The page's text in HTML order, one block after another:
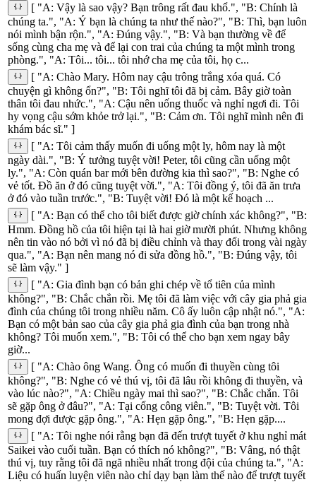
[ "A: Vậy là sao vậy? Bạn trông rất đau khổ.", "B: Chính là
chúng ta.", "A: Ý bạn là chúng ta như thế nào?", "B: Thì, bạn luôn
nói mình bận rộn.", "A: Đúng vậy.", "B: Và bạn thường về để
sống cùng cha mẹ và để lại con trai của chúng ta một mình trong
phòng.", "A: Tôi... tôi... tôi nhớ cha mẹ của tôi, họ c...
[ "A: Chào Mary. Hôm nay cậu trông trắng xóa quá. Có
chuyện gì không ổn?", "B: Tôi nghĩ tôi đã bị cảm. Bây giờ toàn
thân tôi đau nhức.", "A: Cậu nên uống thuốc và nghỉ ngơi đi. Tôi
hy vọng cậu sớm khỏe trở lại.", "B: Cảm ơn. Tôi nghĩ mình nên đi
khám bác sĩ." ]
[ "A: Tôi cảm thấy muốn đi uống một ly, hôm nay là một
ngày dài.", "B: Ý tưởng tuyệt vời! Peter, tôi cũng cần uống một
ly.", "A: Còn quán bar mới bên đường kia thì sao?", "B: Nghe có
vẻ tốt. Đồ ăn ở đó cũng tuyệt vời.", "A: Tôi đồng ý, tôi đã ăn trưa
ở đó vào tuần trước.", "B: Tuyệt vời! Đó là một kế hoạch ...
[ "A: Bạn có thể cho tôi biết được giờ chính xác không?", "B:
Hmm. Đồng hồ của tôi hiện tại là hai giờ mười phút. Nhưng không
nên tin vào nó bởi vì nó đã bị điều chỉnh và thay đổi trong vài ngày
qua.", "A: Bạn nên mang nó đi sửa đồng hồ.", "B: Đúng vậy, tôi
sẽ làm vậy." ]
[ "A: Gia đình bạn có bản ghi chép về tổ tiên của mình
không?", "B: Chắc chắn rồi. Mẹ tôi đã làm việc với cây gia phả gia
đình của chúng tôi trong nhiều năm. Cô ấy luôn cập nhật nó.", "A:
Bạn có một bản sao của cây gia phả gia đình của bạn trong nhà
không? Tôi muốn xem.", "B: Tôi có thể cho bạn xem ngay bây
giờ...
[ "A: Chào ông Wang. Ông có muốn đi thuyền cùng tôi
không?", "B: Nghe có vẻ thú vị, tôi đã lâu rồi không đi thuyền, và
vào lúc nào?", "A: Chiều ngày mai thì sao?", "B: Chắc chắn. Tôi
sẽ gặp ông ở đâu?", "A: Tại cổng công viên.", "B: Tuyệt vời. Tôi
mong đợi được gặp ông.", "A: Hẹn gặp ông.", "B: Hẹn gặp....
[ "A: Tôi nghe nói rằng bạn đã đến trượt tuyết ở khu nghỉ mát
Saikei vào cuối tuần. Bạn có thích nó không?", "B: Vâng, nó thật
thú vị, tuy rằng tôi đã ngã nhiều nhất trong đội của chúng ta.", "A:
Liệu có huấn luyện viên nào chỉ dạy bạn làm thế nào để trượt tuyết